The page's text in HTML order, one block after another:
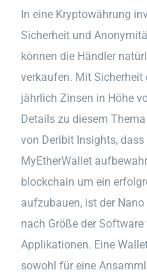
In eine Kryptowährung
Sicherheit und
können die Händler
verkaufen. Mit
jährlich Zinsen in Höhe
Details zu diesem
von Deribit Insights,
MyEtherWallet
blockchain um ein
aufzubauen, ist der
nach Größe der
Applikationen. Eine
sowohl für eine